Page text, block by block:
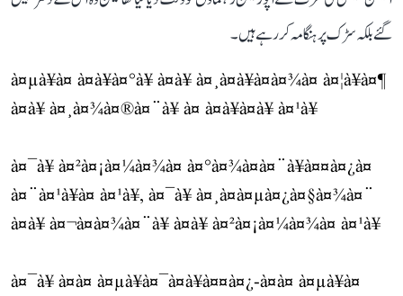
گئے بلکہ سڑک پر ہنگامہ کر رہے ہیں۔
à¤µà¥à¤ à¤à¥à¤°à¥ à¤à¥ à¤¸à¤à¥à¤à¤¾à¤ à¤¦à¥à¤¶
à¤à¥ à¤¸à¤¾à¤®à¤¨à¥ à¤ à¤à¥à¤à¥ à¤¹à¥
à¤¯à¥ à¤²à¤¡à¤¼à¤¾à¤ à¤°à¤¾à¤à¤¨à¥à¤¤à¤¿à¤
à¤¨à¤¹à¥à¤ à¤¹à¥, à¤¯à¥ à¤¸à¤à¤µà¤¿à¤§à¤¾à¤¨
à¤à¥ à¤¬à¤à¤¾à¤¨à¥ à¤à¥ à¤²à¤¡à¤¼à¤¾à¤ à¤¹à¥
à¤¯à¥ à¤à¤ à¤µà¥à¤¯à¤à¥à¤¤à¤¿-à¤à¤ à¤µà¥à¤